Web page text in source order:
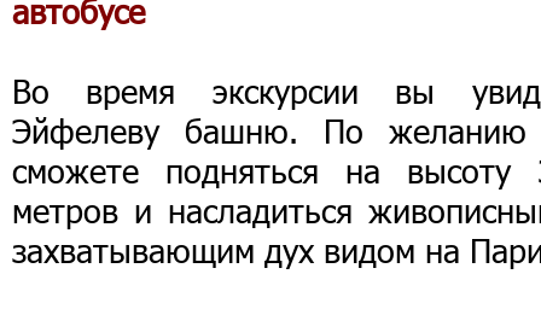
автобусе
Во время экскурсии вы
Эйфелеву башню. По
сможете подняться на высоту
метров и насладиться
захватывающим дух видом на